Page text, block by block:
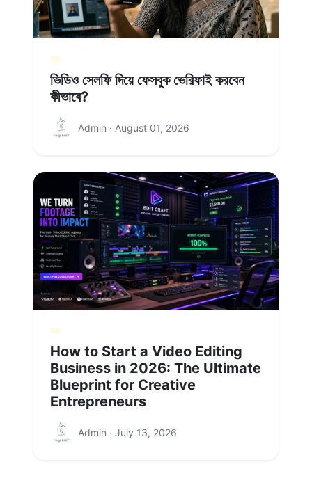
ভিডিও সেলফি দিয়ে ফেসবুক ভেরিফাই করবেন
কীভাবে?
Admin · August 01, 2026
How to Start a Video Editing
Business in 2026: The Ultimate
Blueprint for Creative
Entrepreneurs
Admin · July 13, 2026